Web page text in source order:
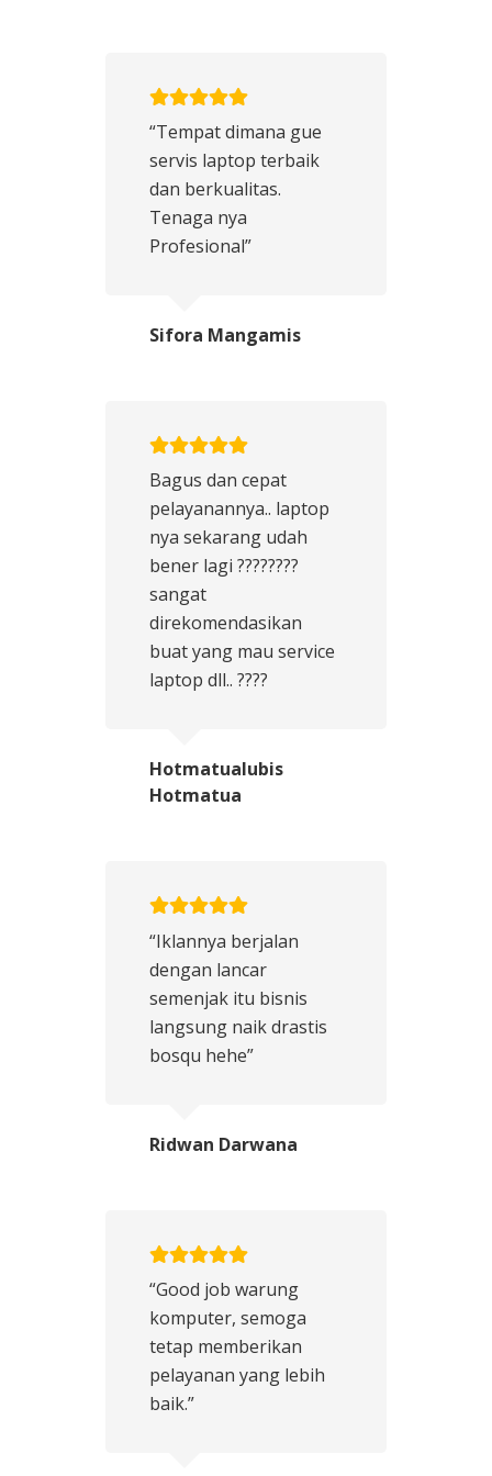
“Tempat dimana gue
servis laptop terbaik
dan berkualitas.
Tenaga nya
Profesional”
Sifora Mangamis
Bagus dan cepat
pelayanannya.. laptop
nya sekarang udah
bener lagi ????????
sangat
direkomendasikan
buat yang mau service
laptop dll.. ????
Hotmatualubis
Hotmatua
“Iklannya berjalan
dengan lancar
semenjak itu bisnis
langsung naik drastis
bosqu hehe”
Ridwan Darwana
“Good job warung
komputer, semoga
tetap memberikan
pelayanan yang lebih
baik.”